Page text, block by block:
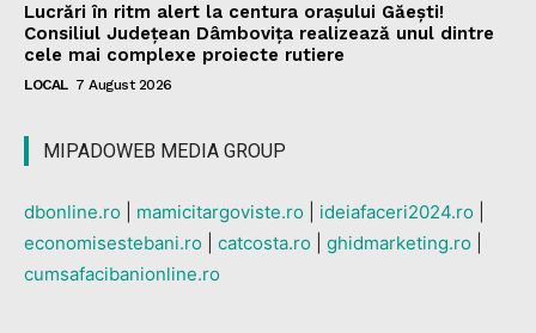
Lucrări în ritm alert la centura orașului Găești!
Consiliul Județean Dâmbovița realizează unul dintre
cele mai complexe proiecte rutiere
LOCAL 7 August 2026
MIPADOWEB MEDIA GROUP
dbonline.ro mamicitargoviste.ro ideiafaceri2024.ro
economisestebani.ro
catcosta.ro ghidmarketing.ro
cumsafacibanionline.ro